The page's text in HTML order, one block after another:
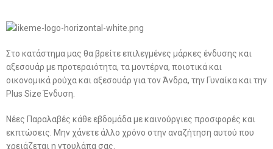
Στο κατάστημα μας θα βρείτε επιλεγμένες μάρκες ένδυσης και
αξεσουάρ με προτεραιότητα, τα μοντέρνα, ποιοτικά και
οικονομικά ρούχα και αξεσουάρ για τον Άνδρα, την Γυναίκα και την
Plus Size Ένδυση.
Νέες Παραλαβές κάθε εβδομάδα με καινούργιες προσφορές και
εκπτώσεις. Μην χάνετε άλλο χρόνο στην αναζήτηση αυτού που
χρειάζεται η ντουλάπα σας.